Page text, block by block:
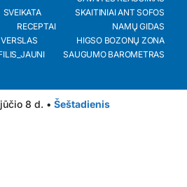
SVEIKATA
SKAITINIAI ANT SOFOS
RECEPTAI
NAMŲ GIDAS
VERSLAS
HIGSO BOZONŲ ZONA
SAUGUMO BAROMETRAS
8 d. • Šeštadienis